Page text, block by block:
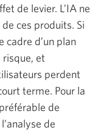
de levier. L’IA ne
ces produits. Si
cadre d’un plan
et
perdent
terme. Pour la
de
de